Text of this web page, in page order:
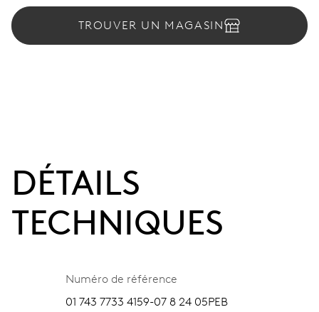
TROUVER UN MAGASIN
DÉTAILS
TECHNIQUES
Numéro de référence
01 743 7733 4159-07 8 24 05PEB